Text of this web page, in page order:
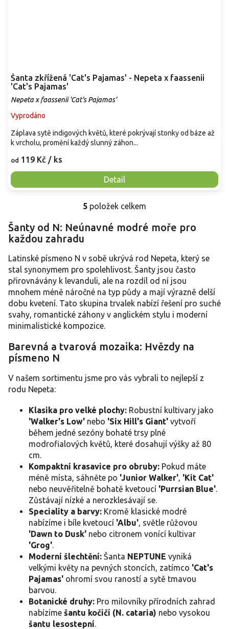
Šanta zkřížená 'Cat's Pajamas' - Nepeta x faassenii
'Cat's Pajamas'
Nepeta x faassenii 'Cat's Pajamas'
Vyprodáno
od 119 Kč / ks
Detail
Záplava sytě indigových květů, které pokrývají stonky od báze až
k vrcholu, promění každý slunný záhon...
O
a
c
í
r
v
k
ý
s
5 položek celkem
Šanty od N: Neúnavné modré moře pro
každou zahradu
Latinské písmeno N v sobě ukrývá rod Nepeta, který se
stal synonymem pro spolehlivost. Šanty jsou často
přirovnávány k levanduli, ale na rozdíl od ní jsou
mnohem méně náročné na typ půdy a mají výrazně delší
dobu kvetení. Tato skupina trvalek nabízí řešení pro suché
svahy, romantické záhony v anglickém stylu i moderní
minimalistické kompozice.
Barevná a tvarová mozaika: Hvězdy na
písmeno N
V našem sortimentu jsme pro vás vybrali to nejlepší z
rodu Nepeta:
Klasika pro velké plochy: Robustní kultivary jako
'Walker's Low' nebo 'Six Hill's Giant' vytvoří
během jedné sezóny bohaté trsy plné
modrofialových květů, které dosahují výšky až 80
cm.
Kompaktní krasavice pro obruby: Pokud máte
méně místa, sáhněte po 'Junior Walker', 'Kit Cat'
nebo neuvěřitelně bohatě kvetoucí 'Purrsian Blue'.
Zůstávají nízké a nerozklesávají se.
Speciality a barvy: Kromě klasické modré
nabízíme i bíle kvetoucí 'Albu', světle růžovou
'Dawn to Dusk' nebo citronem vonící kultivar
'Grog'.
Moderní šlechtění: Šanta NEPTUNE vyniká
velkými květy na pevných stoncích, zatímco 'Cat's
Pajamas' ohromí svou raností a sytě tmavou
barvou.
Botanické druhy: Pro milovníky přírodních zahrad
nabízíme šantu kočičí (N. cataria) nebo vysokou
šantu lesostepní.